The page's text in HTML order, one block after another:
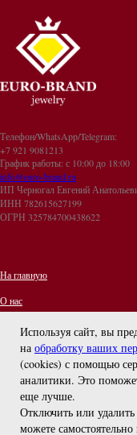
Используя сайт, вы
на обработку ваших
(cookies) с помощью
аналитики. Это
еще лучше.
Отключить или
можете самостоятельно
Телефон/WhatsApp/Telegram:
+7 921 9081213
График работы: с 10:00 до 18:00
info@euro-brand.ru
ИП Черногал Евгений
ИНН 782615627199
ОГРН 325784700438622
На главную
О нас
Контакты
Отзывы